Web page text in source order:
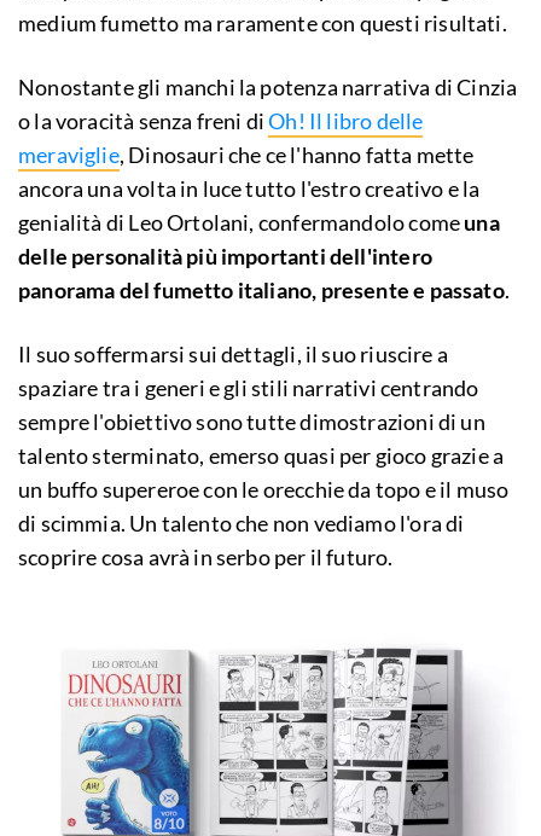
medium fumetto ma raramente con questi risultati.
Nonostante gli manchi la potenza narrativa di Cinzia
o la voracità senza freni diOh! Il libro delle
meraviglie, Dinosauri che ce l'hanno fatta mette
ancora una volta in luce tutto l'estro creativo e la
genialità di Leo Ortolani, confermandolo comeuna
delle personalità più importanti dell'intero
panorama del fumetto italiano, presente e passato.
Il suo soffermarsi sui dettagli, il suo riuscire a
spaziare tra i generi e gli stili narrativi centrando
sempre l'obiettivo sono tutte dimostrazioni di un
talento sterminato, emerso quasi per gioco grazie a
un buffo supereroe con le orecchie da topo e il muso
di scimmia. Un talento che non vediamo l'ora di
scoprire cosa avrà in serbo per il futuro.